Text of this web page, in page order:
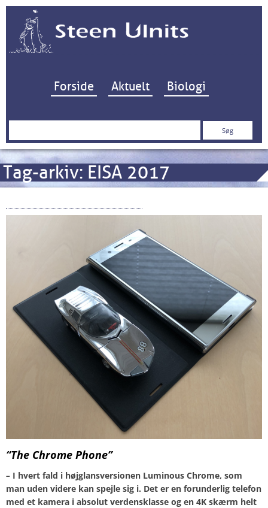
Hop til indhold
Forside Aktuelt Biologi
Søg
Tag-arkiv: EISA 2017
“The Chrome Phone”
– I hvert fald i højglansversionen Luminous Chrome, som
man uden videre kan spejle sig i. Det er en forunderlig telefon
med et kamera i absolut verdensklasse og en 4K skærm helt